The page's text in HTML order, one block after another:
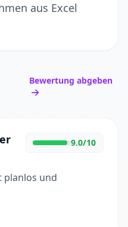
aus Excel
Bewertung abgeben
9.0/10
planlos und